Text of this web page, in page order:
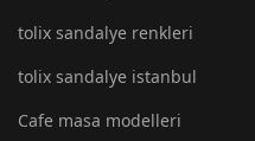
tolix sandalye renkleri
tolix sandalye istanbul
Cafe masa modelleri